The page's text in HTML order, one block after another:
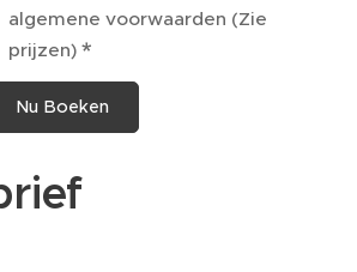
algemene voorwaarden (Zie
prijzen)
Nu Boeken